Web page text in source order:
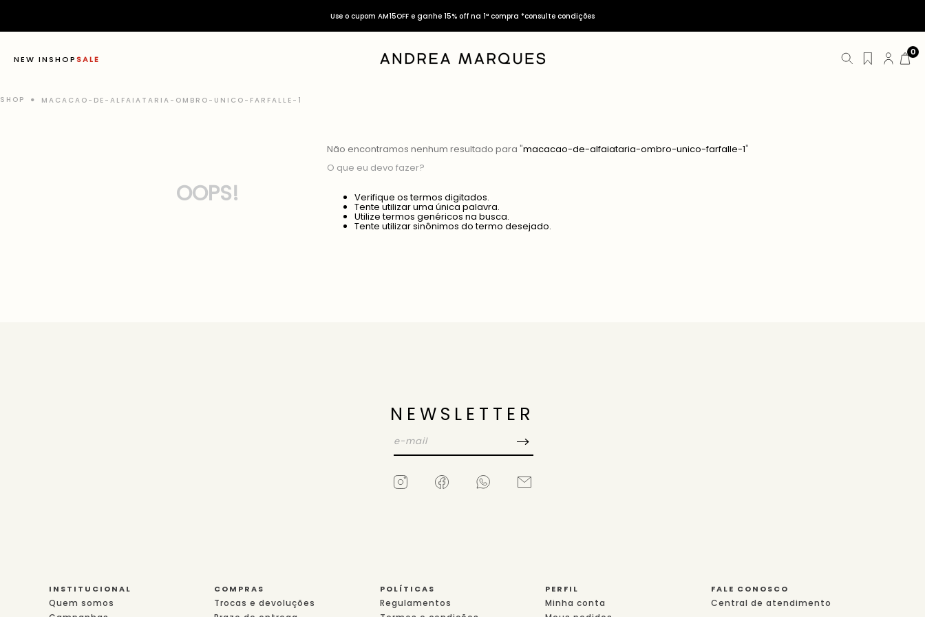
Use o cupom AM15OFF e ganhe 15% off na 1ª compra *consulte condições
NEW INSHOPSALE
0
MACACAO-DE-ALFAIATARIA-OMBRO-UNICO-FARFALLE-1
OOPS!
Não encontramos nenhum resultado para "macacao-de-alfaiataria-ombro-unico-farfalle-1"
O que eu devo fazer?
Verifique os termos digitados.
Tente utilizar uma única palavra.
Utilize termos genéricos na busca.
Tente utilizar sinônimos do termo desejado.
NEWSLETTER
INSTITUCIONAL
Quem somos
COMPRAS
Trocas e devoluções
POLÍTICAS
Regulamentos
PERFIL
Minha conta
FALE CONOSCO
Central de atendimento